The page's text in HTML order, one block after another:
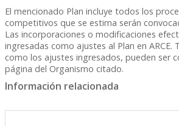
El mencionado Plan incluye todos los
competitivos que se estima serán
Las incorporaciones o modificaciones
ingresadas como ajustes al Plan en ARCE.
como los ajustes ingresados, pueden ser
página del Organismo citado.
Información relacionada